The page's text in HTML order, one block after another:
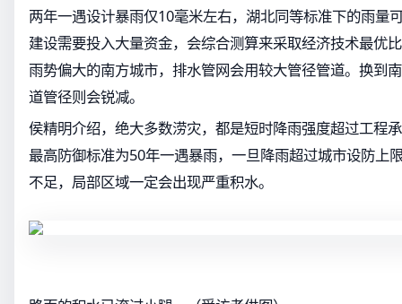
两年一遇设计暴雨仅10毫米左右，湖北同等标准下的雨量
建设需要投入大量资金，会综合测算来采取经济技术最优
雨势偏大的南方城市，排水管网会用较大管径管道。换到
道管径则会锐减。
侯精明介绍，绝大多数涝灾，都是短时降雨强度超过工程
最高防御标准为50年一遇暴雨，一旦降雨超过城市设防上
不足，局部区域一定会出现严重积水。